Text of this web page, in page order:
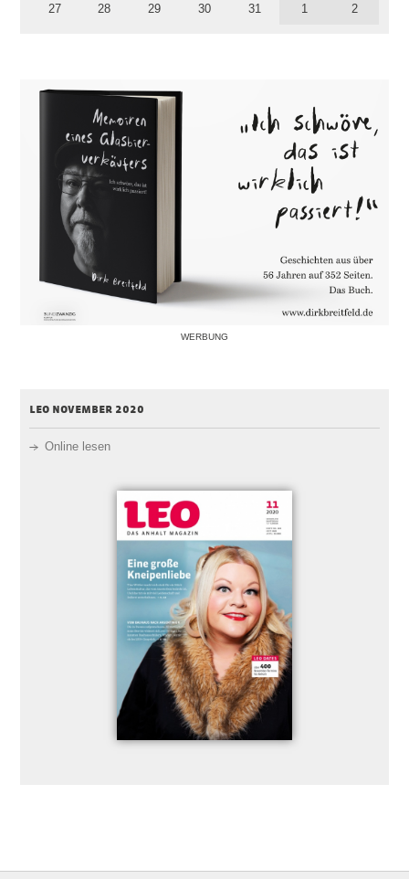
27 28 29 30 31 1 2
WERBUNG
leo november 2020
Online lesen